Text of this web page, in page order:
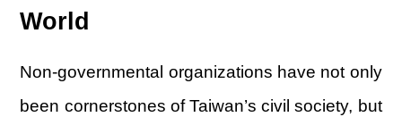
World
Non-governmental organizations have not only
been cornerstones of Taiwan’s civil society, but